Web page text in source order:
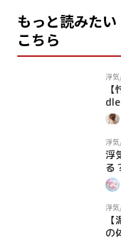
もっと読みた
こちら
浮
浮
浮
る
浮
の